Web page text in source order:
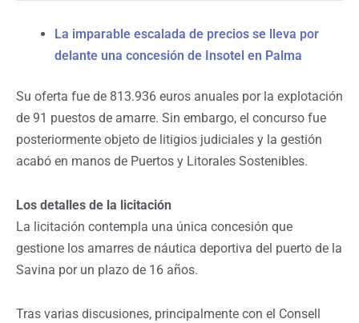
La imparable escalada de precios se lleva por
delante una concesión de Insotel en Palma
Su oferta fue de 813.936 euros anuales por la explotación
de 91 puestos de amarre. Sin embargo, el concurso fue
posteriormente objeto de litigios judiciales y la gestión
acabó en manos de Puertos y Litorales Sostenibles.
Los detalles de la licitación
La licitación contempla una única concesión que
gestione los amarres de náutica deportiva del puerto de la
Savina por un plazo de 16 años.
Tras varias discusiones, principalmente con el Consell